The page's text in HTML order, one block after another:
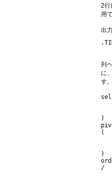
2行
用
出
列
に
す。
)
(
)
/